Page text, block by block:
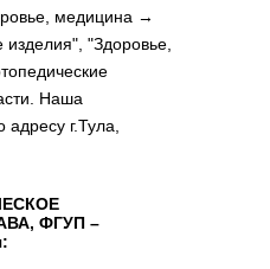
медицина →
изделия", "Здоровье,
Наша
г.Тула,
ФГУП –